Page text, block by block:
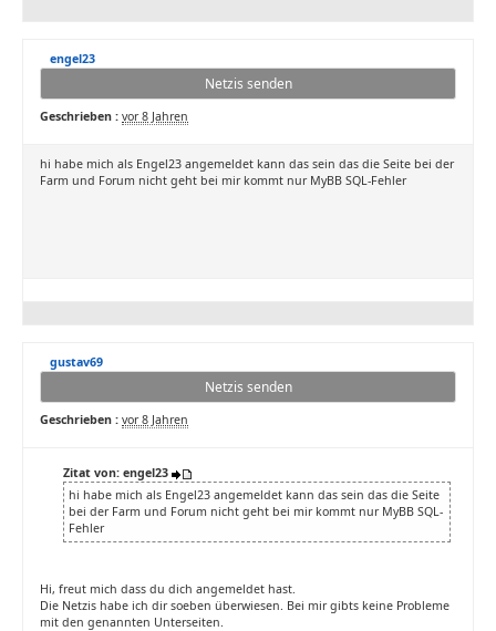
engel23
Netzis senden
Geschrieben : vor 8 Jahren
hi habe mich als Engel23 angemeldet kann das sein das die Seite bei der
Farm und Forum nicht geht bei mir kommt nur MyBB SQL-Fehler
gustav69
Netzis senden
Geschrieben : vor 8 Jahren
Zitat von: engel23
hi habe mich als Engel23 angemeldet kann das sein das die Seite
bei der Farm und Forum nicht geht bei mir kommt nur MyBB SQL-
Fehler
Hi, freut mich dass du dich angemeldet hast.
Die Netzis habe ich dir soeben überwiesen. Bei mir gibts keine Probleme
mit den genannten Unterseiten.